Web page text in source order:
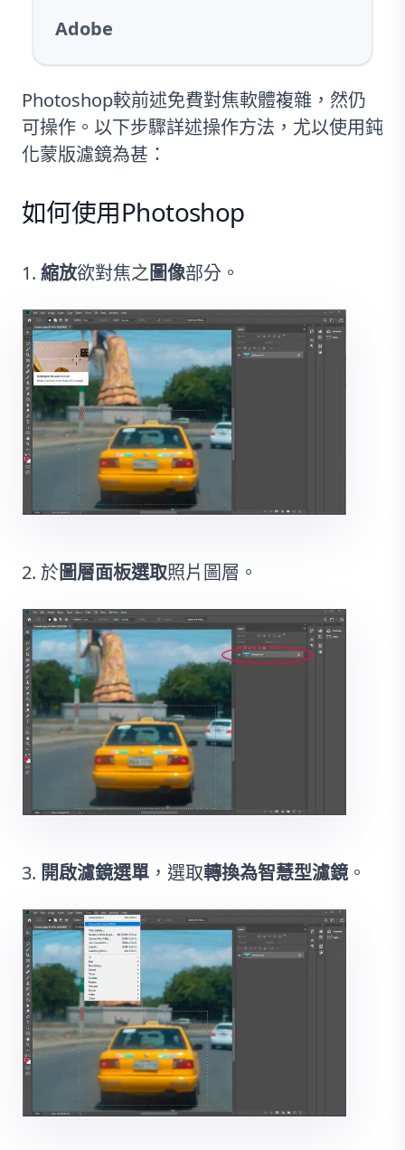
Adobe
Photoshop較前述免費對焦軟體複雜，然仍
可操作。以下步驟詳述操作方法，尤以使用鈍
化蒙版濾鏡為甚：
如何使用Photoshop
縮放欲對焦之圖像部分。
於圖層面板選取照片圖層。
開啟濾鏡選單 ，選取轉換為智慧型濾鏡。